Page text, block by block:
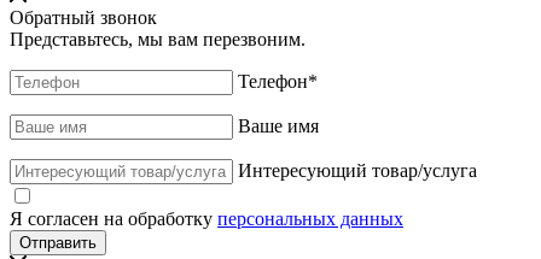
Обратный звонок
Представьтесь, мы вам перезвоним.
Телефон*
Ваше имя
Интересующий товар/услуга
Я согласен на обработку персональных данных